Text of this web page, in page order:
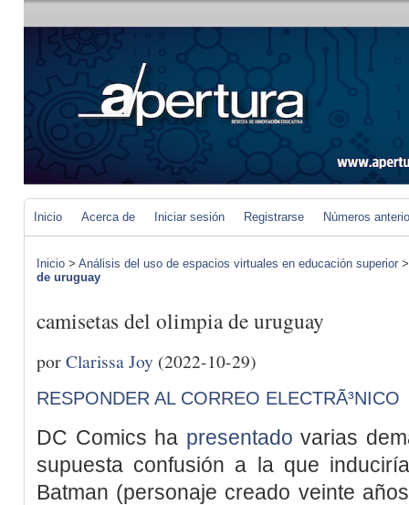
Inicio Acerca de Iniciar sesión Registrarse Números
Inicio > Análisis del uso de espacios virtuales en educación superior
de uruguay
camisetas del olimpia de uruguay
porClarissa Joy (2022-10-29)
RESPONDER AL CORREO ELECTRÃ³NICO
DC Comics ha presentado varias
supuesta confusión a la que
Batman (personaje creado veinte